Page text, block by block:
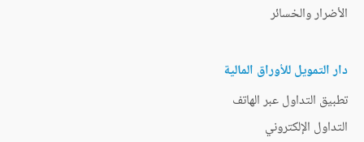
الأضرار والخسائر
دار التمويل للأوراق المالية
تطبيق التداول عبر الهاتف
التداول الإلكتروني